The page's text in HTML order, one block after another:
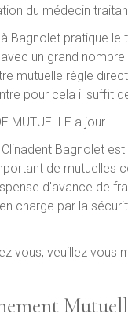
du médecin
Bagnolet pratique le
avec un grand
mutuelle règle
pour cela il suffit
MUTUELLE a jour.
Bagnolet
de mutuelles
d'avance de
charge par la
vous, veuillez vous